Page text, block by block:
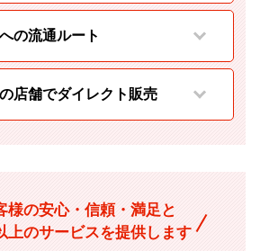
の流通ルート
店舗でダイレクト販売
様の安心・信頼・満足と
上のサービスを提供します